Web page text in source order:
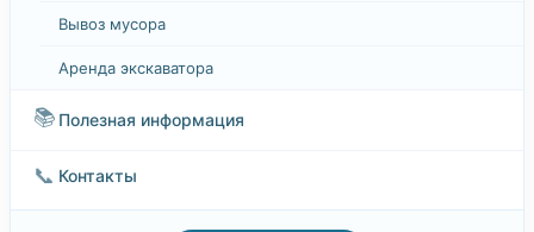
Вывоз мусора
Аренда экскаватора
📚 Полезная информация
📞 Контакты